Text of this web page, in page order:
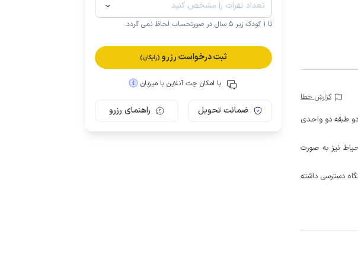
گزارش خطا
طبقه دو واحدی
نیز به صورت
به نانوایی و سوپرمارکت در فاصله حدودی 500 متر از اقامتگاه دسترسی داشته
تا 1 کودک زیر 5 سال در صورتحساب لحاظ نمی گردد.
ثبت درخواست رزرو (رایگان)
با امکان چت آنلاین با میزبان
ضمانت تحویل راهنمای رزرو